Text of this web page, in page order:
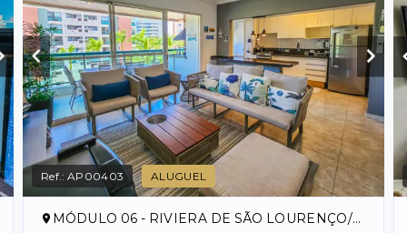
Ref.:AP00403 ALUGUEL
MÓDULO 06 - RIVIERA DE SÃO LOURENÇO/SP